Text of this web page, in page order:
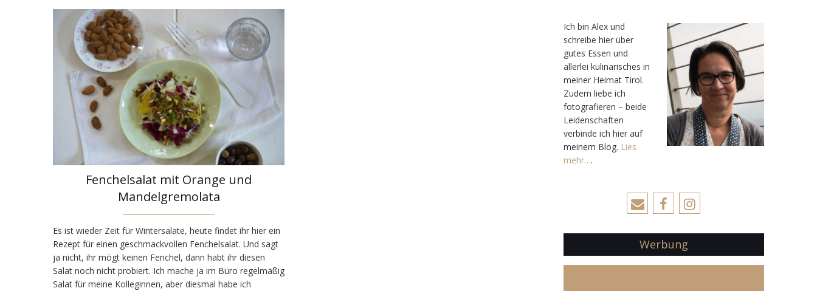
Fenchelsalat mit Orange und
Mandelgremolata
Es ist wieder Zeit für Wintersalate, heute findet ihr hier ein
Rezept für einen geschmackvollen Fenchelsalat. Und sagt
ja nicht, ihr mögt keinen Fenchel, dann habt ihr diesen
Salat noch nicht probiert. Ich mache ja im Büro regelmäßig
Salat für meine Kolleginnen, aber diesmal habe ich
Ich bin Alex und
schreibe hier über
gutes Essen und
allerlei kulinarisches in
meiner Heimat Tirol.
Zudem liebe ich
fotografieren – beide
Leidenschaften
verbinde ich hier auf
meinem Blog. Lies
mehr….
Werbung